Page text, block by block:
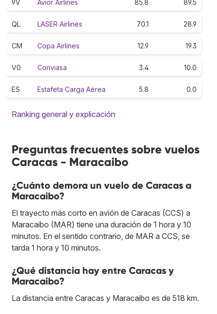
9V Avior Airlines 85.8 89.5
QL LASER Airlines 70.1 28.9
CM Copa Airlines 12.9 19.3
V0 Conviasa 3.4 10.0
ES Estafeta Carga Aérea 5.8 0.0
Ranking general y explicación
Preguntas frecuentes sobre vuelos
Caracas - Maracaibo
¿Cuánto demora un vuelo de Caracas a
Maracaibo?
El trayecto más corto en avión de Caracas (CCS) a
Maracaibo (MAR) tiene una duración de 1 hora y 10
minutos. En el sentido contrario, de MAR a CCS, se
tarda 1 hora y 10 minutos.
¿Qué distancia hay entre Caracas y
Maracaibo?
La distancia entre Caracas y Maracaibo es de 518 km.